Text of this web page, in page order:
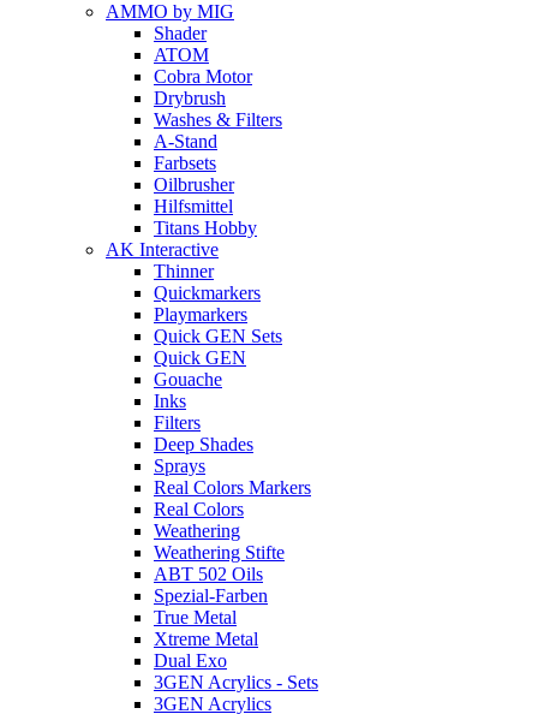
AMMO by MIG
Shader
ATOM
Cobra Motor
Drybrush
Washes & Filters
A-Stand
Farbsets
Oilbrusher
Hilfsmittel
Titans Hobby
AK Interactive
Thinner
Quickmarkers
Playmarkers
Quick GEN Sets
Quick GEN
Gouache
Inks
Filters
Deep Shades
Sprays
Real Colors Markers
Real Colors
Weathering
Weathering Stifte
ABT 502 Oils
Spezial-Farben
True Metal
Xtreme Metal
Dual Exo
3GEN Acrylics - Sets
3GEN Acrylics